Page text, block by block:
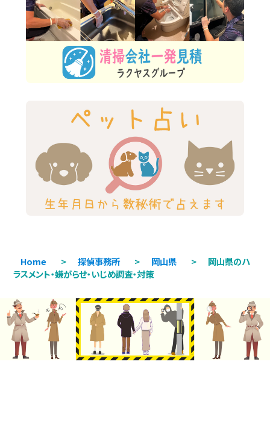
Home > 探偵事務所 > 岡山県 >
岡山県のハ
ラスメント・嫌がらせ・いじめ調査・対策